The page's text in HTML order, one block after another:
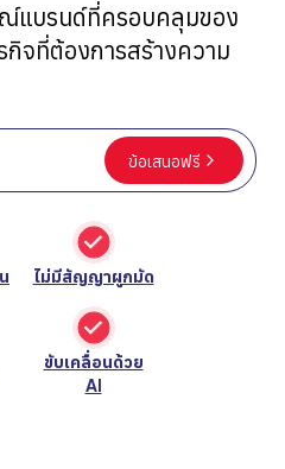
แบรนด์ที่ครอบคลุมของ
กิจที่ต้องการสร้างความ
ข้อเสนอฟรี
ไม่มีสัญญาผูกมัด
ขับเคลื่อนด้วย
AI